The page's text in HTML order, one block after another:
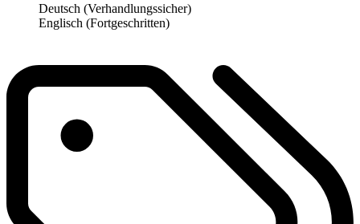
Deutsch (Verhandlungssicher)
Englisch (Fortgeschritten)